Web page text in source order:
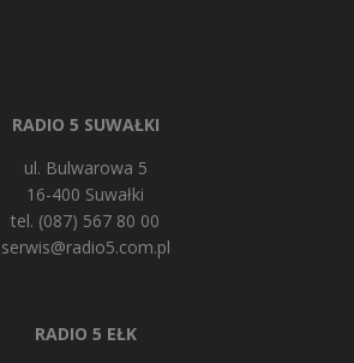
RADIO 5 SUWAŁKI
ul. Bulwarowa 5
16-400 Suwałki
tel. (087) 567 80 00
serwis@radio5.com.pl
RADIO 5 EŁK